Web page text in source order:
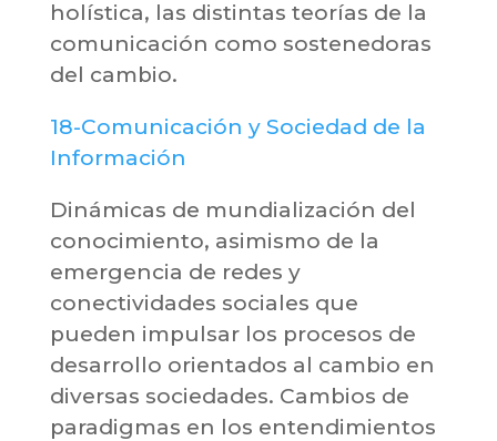
holística, las distintas teorías de la
comunicación como sostenedoras
del cambio.
18-Comunicación y Sociedad de la
Información
Dinámicas de mundialización del
conocimiento, asimismo de la
emergencia de redes y
conectividades sociales que
pueden impulsar los procesos de
desarrollo orientados al cambio en
diversas sociedades. Cambios de
paradigmas en los entendimientos